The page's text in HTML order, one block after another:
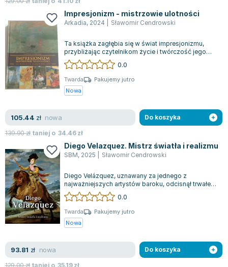
Joanna Jabłczyńska
Piotr Kościelny
Jan Piński
Zygmunt Freud
Agata Passent
Michel Moran
Maciej Orłoś
Katarzyna Miller
Antoine de Saint Exupery
Mark Twain
Marcin Meller
Paulina Młynarska
ks. Piotr Pawlukiewicz
Jarosław Sokołowski
Piotr Latocha
Piotr Semka
Jarosław Iwaszkiewicz
Impresjonizm - mistrzowie ulotności
Arkadia, 2024 Sławomir Cendrowski
Ta książka zagłębia się w świat impresjonizmu,
przybliżając czytelnikom życie i twórczość jego
najbardziej uznanych artystów. Opis...
0.0
Twarda
Pakujemy jutro
Nowa
105.44 zł nowa
139.90zł taniej o34.46zł
Do koszyka
Diego Velazquez. Mistrz światła i realizmu
SBM, 2025 Sławomir Cendrowski
Diego Velázquez, uznawany za jednego z
najważniejszych artystów baroku, odcisnął trwałe
piętno na europejskim malarstwie. Jego dzi...
0.0
Twarda
Pakujemy jutro
Nowa
93.81 zł nowa
129.00zł taniej o35.19zł
Do koszyka